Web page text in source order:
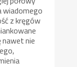
wiadomego
z kręgów
nawet nie